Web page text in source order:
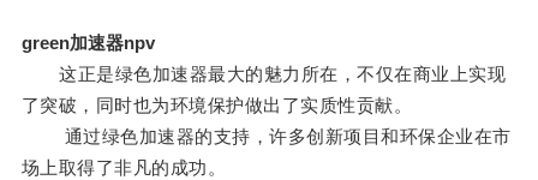
green加速器npv
这正是绿色加速器最大的魅力所在，不仅在商业上实现
了突破，同时也为环境保护做出了实质性贡献。
通过绿色加速器的支持，许多创新项目和环保企业在市
场上取得了非凡的成功。